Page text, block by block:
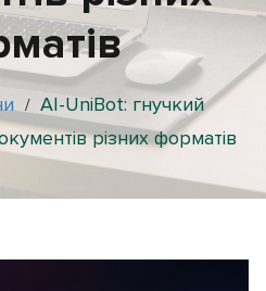
/ AI-UniBot: гнучкий
різних форматів